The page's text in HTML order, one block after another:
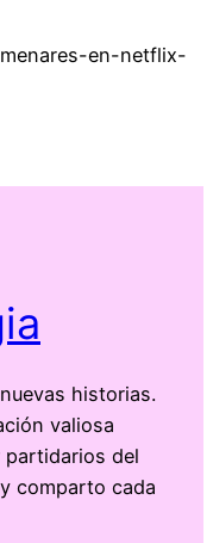
en-netflix-
historias.
valiosa
partidarios del
comparto cada